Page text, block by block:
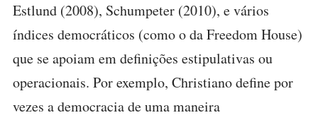
Estlund (2008), Schumpeter (2010), e vários
índices democráticos (como o da Freedom House)
que se apoiam em definições estipulativas ou
operacionais. Por exemplo, Christiano define por
vezes a democracia de uma maneira